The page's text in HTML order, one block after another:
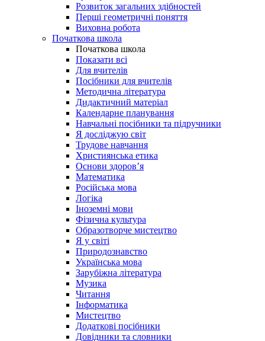
Розвиток загальних здібностей
Перші геометричні поняття
Виховна робота
Початкова школа
Початкова школа
Показати всі
Для вчителів
Посібники для вчителів
Методична література
Дидактичний матеріал
Календарне планування
Навчальні посібники та підручники
Я досліджую світ
Трудове навчання
Християнська етика
Основи здоров’я
Математика
Російська мова
Логіка
Іноземні мови
Фізична культура
Образотворче мистецтво
Я у світі
Природознавство
Українська мова
Зарубіжна література
Музика
Читання
Інформатика
Мистецтво
Додаткові посібники
Довідники та словники